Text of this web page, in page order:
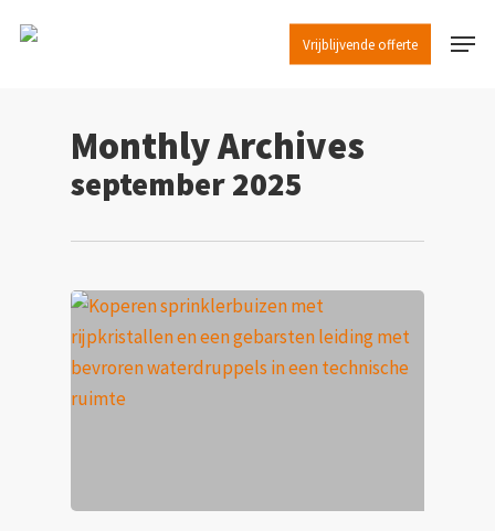
Vrijblijvende offerte Menu
Monthly Archives
september 2025